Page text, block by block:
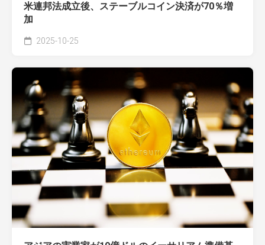
米連邦法成立後、ステーブルコイン決済が70％増
加
2025-10-25